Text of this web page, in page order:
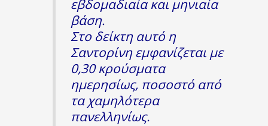
εβδομαδιαία και μηνιαία
βάση.
Στο δείκτη αυτό η
Σαντορίνη εμφανίζεται με
0,30 κρούσματα
ημερησίως, ποσοστό από
τα χαμηλότερα
πανελληνίως.